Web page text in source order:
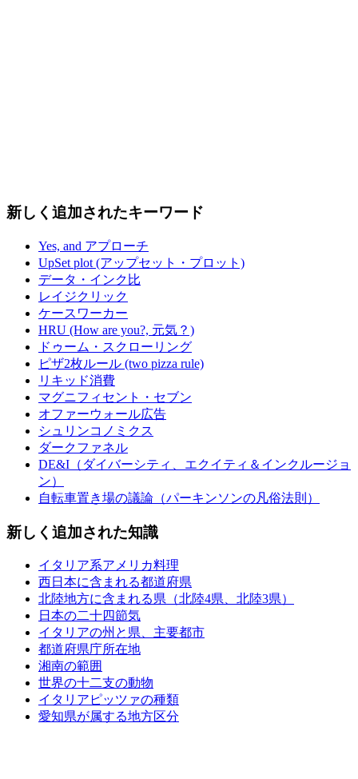
新しく追加されたキーワード
Yes, and アプローチ
UpSet plot (アップセット・プロット)
データ・インク比
レイジクリック
ケースワーカー
HRU (How are you?, 元気？)
ドゥーム・スクローリング
ピザ2枚ルール (two pizza rule)
リキッド消費
マグニフィセント・セブン
オファーウォール広告
シュリンコノミクス
ダークファネル
DE&I（ダイバーシティ、エクイティ＆インクルージョ
ン）
自転車置き場の議論（パーキンソンの凡俗法則）
新しく追加された知識
イタリア系アメリカ料理
西日本に含まれる都道府県
北陸地方に含まれる県（北陸4県、北陸3県）
日本の二十四節気
イタリアの州と県、主要都市
都道府県庁所在地
湘南の範囲
世界の十二支の動物
イタリアピッツァの種類
愛知県が属する地方区分